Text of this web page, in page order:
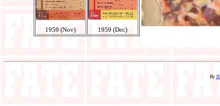
1959 (Nov) 1959 (Dec)
By